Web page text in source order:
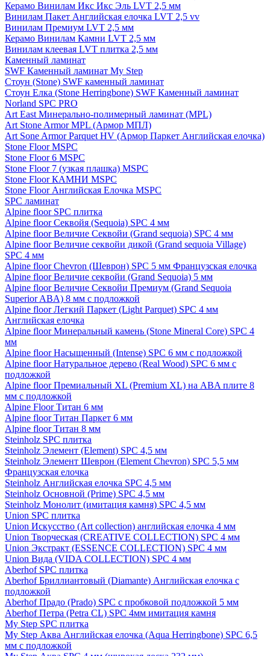
Керамо Винилам Икс Икс Эль LVT 2,5 мм
Винилам Пакет Английская елочка LVT 2,5 vv
Винилам Премиум LVT 2,5 мм
Керамо Винилам Камни LVT 2,5 мм
Винилам клеевая LVT плитка 2,5 мм
Каменный ламинат
SWF Каменный ламинат My Step
Стоун (Stone) SWF каменный ламинат
Стоун Елка (Stone Herringbone) SWF Каменный ламинат
Norland SPC PRO
Art East Минерально-полимерный ламинат (MPL)
Art Stone Armor MPL (Армор МПЛ)
Art Sone Armor Parquet HV (Армор Паркет Английская елочка)
Stone Floor MSPC
Stone Floor 6 MSPC
Stone Floor 7 (узкая плашка) MSPC
Stone Floor КАМНИ MSPC
Stone Floor Английская Елочка MSPC
SPC ламинат
Alpine floor SPC плитка
Alpine floor Секвойя (Sequoia) SPC 4 мм
Alpine floor Величие Секвойи (Grand sequoia) SPC 4 мм
Alpine floor Величие секвойи дикой (Grand sequoia Village)
SPC 4 мм
Alpine floor Chevron (Шеврон) SPC 5 мм Французская елочка
Alpine floor Величие секвойи (Grand Sequoia) 5 мм
Alpine floor Величие Секвойи Премиум (Grand Sequoia
Superior ABA) 8 мм с подложкой
Alpine floor Легкий Паркет (Light Parquet) SPC 4 мм
Английская елочка
Alpine floor Минеральный камень (Stone Mineral Core) SPC 4
мм
Alpine floor Насыщенный (Intense) SPC 6 мм с подложкой
Alpine floor Натуральное дерево (Real Wood) SPC 6 мм с
подложкой
Alpine floor Премиальный XL (Premium XL) на ABA плите 8
мм с подложкой
Alpine Floor Титан 6 мм
Alpine floor Титан Паркет 6 мм
Alpine floor Титан 8 мм
Steinholz SPC плитка
Steinholz Элемент (Element) SPC 4,5 мм
Steinholz Элемент Шеврон (Element Chevron) SPC 5,5 мм
Французская елочка
Steinholz Английская елочка SPC 4,5 мм
Steinholz Основной (Prime) SPC 4,5 мм
Steinholz Монолит (имитация камня) SPC 4,5 мм
Union SPC плитка
Union Искусство (Art collection) английская елочка 4 мм
Union Творческая (CREATIVE COLLECTION) SPC 4 мм
Union Экстракт (ESSENCE COLLECTION) SPC 4 мм
Union Вида (VIDA COLLECTION) SPC 4 мм
Aberhof SPC плитка
Aberhof Бриллиантовый (Diamante) Английская елочка с
подложкой
Aberhof Прадо (Prado) SPC с пробковой подложкой 5 мм
Aberhof Петра (Petra CL) SPC 4мм имитация камня
My Step SPC плитка
My Step Аква Английская елочка (Aqua Herringbone) SPC 6,5
мм с подложкой